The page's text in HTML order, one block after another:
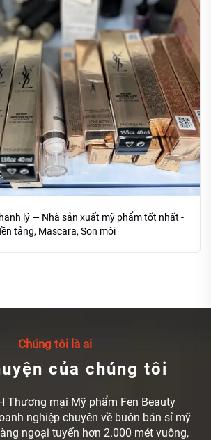
lý — Nhà sản xuất mỹ phẩm tốt nhất -
tảng, Mascara, Son môi
Chúng tôi là ai
của chúng tôi
Thương mại Mỹ phẩm Fen Beauty
nghiệp chuyên về buôn bán sỉ mỹ
ngoại tuyến hơn 2.000 mét vuông,